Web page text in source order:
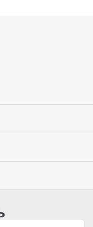
или вы сможете
закрывающих